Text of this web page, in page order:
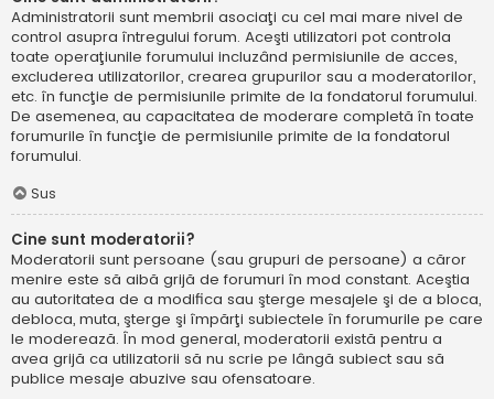
Administratorii sunt membrii asociaţi cu cel mai mare nivel de
control asupra întregului forum. Aceşti utilizatori pot controla
toate operaţiunile forumului incluzând permisiunile de acces,
excluderea utilizatorilor, crearea grupurilor sau a moderatorilor,
etc. în funcţie de permisiunile primite de la fondatorul forumului.
De asemenea, au capacitatea de moderare completă în toate
forumurile în funcţie de permisiunile primite de la fondatorul
forumului.
Sus
Cine sunt moderatorii?
Moderatorii sunt persoane (sau grupuri de persoane) a căror
menire este să aibă grijă de forumuri în mod constant. Aceştia
au autoritatea de a modifica sau şterge mesajele şi de a bloca,
debloca, muta, şterge şi împărţi subiectele în forumurile pe care
le moderează. În mod general, moderatorii există pentru a
avea grijă ca utilizatorii să nu scrie pe lângă subiect sau să
publice mesaje abuzive sau ofensatoare.